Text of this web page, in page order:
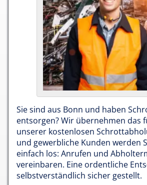
Sie sind aus Bonn und haben
entsorgen? Wir übernehmen das
unserer kostenlosen
und gewerbliche Kunden werden
einfach los: Anrufen und
vereinbaren. Eine ordentliche
selbstverständlich sicher gestellt.